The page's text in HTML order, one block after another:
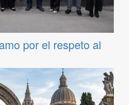
por el respeto al